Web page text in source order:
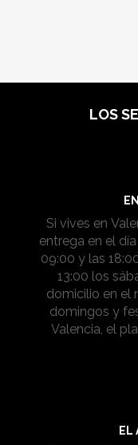
LOS
Si vives en
entrega en el
09:00 y las
13:00 los
domicilio en el
domingos y
Valencia, el
EL